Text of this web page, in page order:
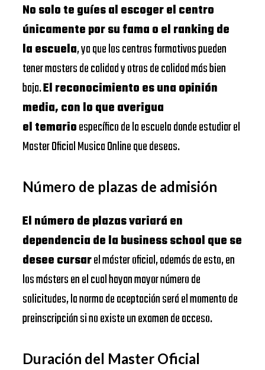
No solo te guíes al escoger el centro
únicamente por su fama o el ranking de
la escuela, ya que los centros formativos pueden
tener masters de calidad y otros de calidad más bien
baja.El reconocimiento es una opinión
media, con lo que averigua
el temarioespecífico de la escuela donde estudiar el
Master Oficial Musica Online que deseas.
Número de plazas de admisión
El número de plazas variará en
dependencia de la business school que se
desee cursarel máster oficial, además de esto, en
los másters en el cual hayan mayor número de
solicitudes, la norma de aceptación será el momento de
preinscripción si no existe un examen de acceso.
Duración del Master Oficial